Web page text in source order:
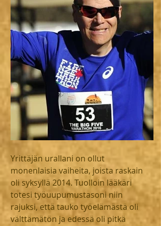
Yrittäjän urallani on ollut
monenlaisia vaiheita, joista raskain
oli syksyllä 2014. Tuolloin lääkäri
totesi työuupumustasoni niin
rajuksi, että tauko työelämästä oli
välttämätön ja edessä oli pitkä